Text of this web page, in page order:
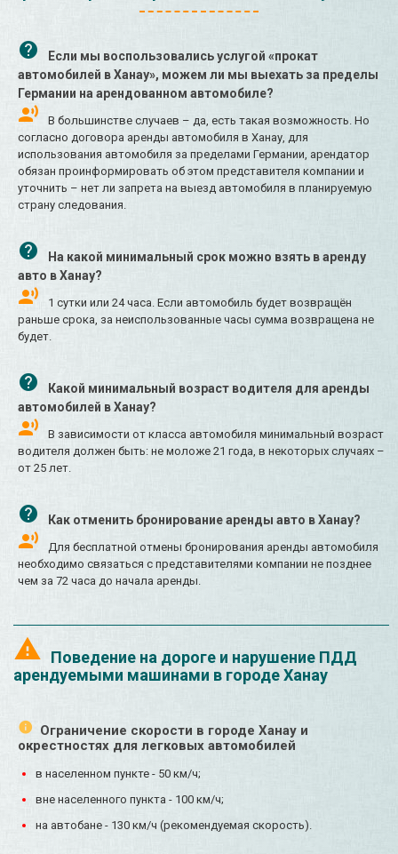
Если мы воспользовались услугой «прокат
автомобилей в Ханау», можем ли мы выехать за пределы
Германии на арендованном автомобиле?
В большинстве случаев – да, есть такая возможность. Но
согласно договора аренды автомобиля в Ханау, для
использования автомобиля за пределами Германии, арендатор
обязан проинформировать об этом представителя компании и
уточнить – нет ли запрета на выезд автомобиля в планируемую
страну следования.
На какой минимальный срок можно взять в аренду
авто в Ханау?
1 сутки или 24 часа. Если автомобиль будет возвращён
раньше срока, за неиспользованные часы сумма возвращена не
будет.
Какой минимальный возраст водителя для аренды
автомобилей в Ханау?
В зависимости от класса автомобиля минимальный возраст
водителя должен быть: не моложе 21 года, в некоторых случаях –
от 25 лет.
Как отменить бронирование аренды авто в Ханау?
Для бесплатной отмены бронирования аренды автомобиля
необходимо связаться с представителями компании не позднее
чем за 72 часа до начала аренды.
Поведение на дороге и нарушение ПДД
арендуемыми машинами в городе Ханау
Ограничение скорости в городе Ханау и
окрестностях для легковых автомобилей
в населенном пункте - 50 км/ч;
вне населенного пункта - 100 км/ч;
на автобане - 130 км/ч (рекомендуемая скорость).